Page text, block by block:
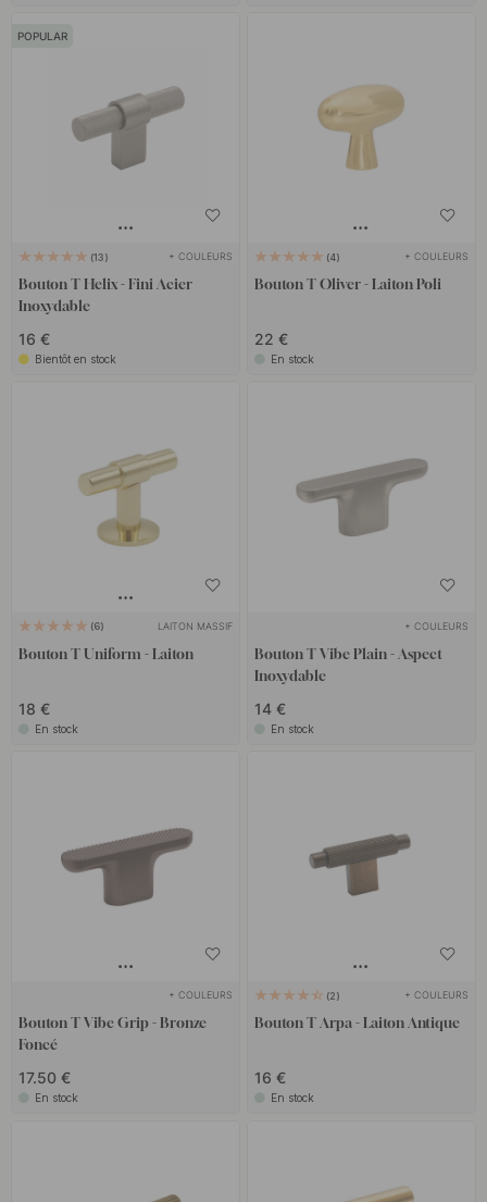
POPULAR
13 + COULEURS
Bouton T Helix - Fini Acier
Inoxydable
16 €
Bientôt en stock
4 + COULEURS
Bouton T Oliver - Laiton Poli
22 €
En stock
6 LAITON MASSIF
Bouton T Uniform - Laiton
18 €
En stock
+ COULEURS
Bouton T Vibe Plain - Aspect
Inoxydable
14 €
En stock
+ COULEURS
Bouton T Vibe Grip - Bronze
Foncé
17.50 €
En stock
2 + COULEURS
Bouton T Arpa - Laiton Antique
16 €
En stock